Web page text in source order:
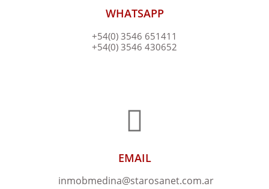
WHATSAPP
+54(0) 3546 651411
+54(0) 3546 430652
EMAIL
inmobmedina@starosanet.com.ar